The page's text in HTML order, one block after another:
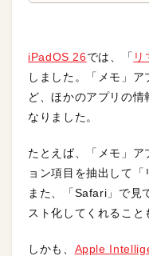
iPadOS 26では、「 リ
しました。「メモ」
ど、ほかのアプリの
なりました。
たとえば、「メモ」
ョン項目を抽出して「
また、「Safari」で見
スト化してくれること
しかも、 Apple